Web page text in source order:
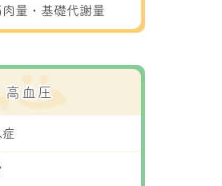
量・基礎代謝量
高血圧